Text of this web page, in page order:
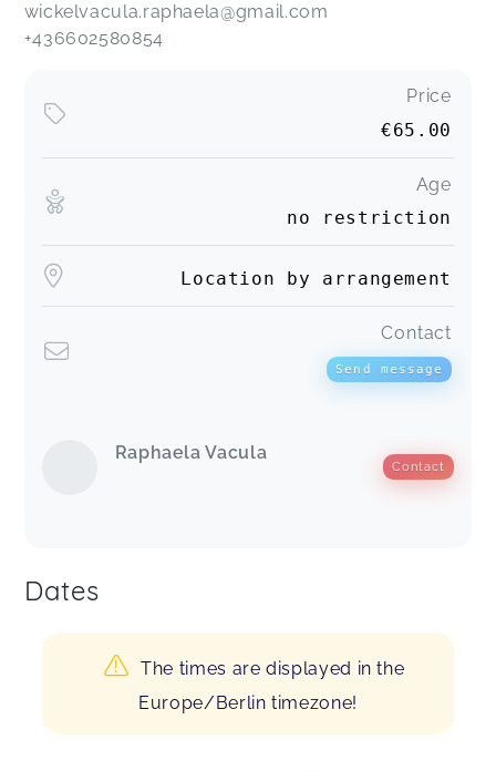
wickelvacula.raphaela@gmail.com
+436602580854
Price
€65.00
Age
no restriction
Location by arrangement
Contact
Send message
Raphaela Vacula
Contact
Dates
The times are displayed in the
Europe/Berlin timezone!